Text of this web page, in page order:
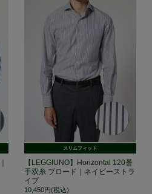
スリムフィット
【LEGGIUNO】Horizontal 120番
手双糸 ブロード｜ネイビーストラ
イプ
10,450円(税込)